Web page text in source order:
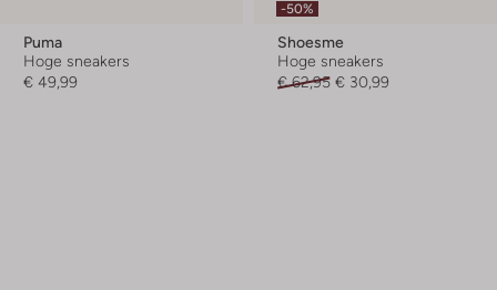
Puma
Hoge sneakers
€ 49,99
-50%
Shoesme
Hoge sneakers
€ 62,95 € 30,99